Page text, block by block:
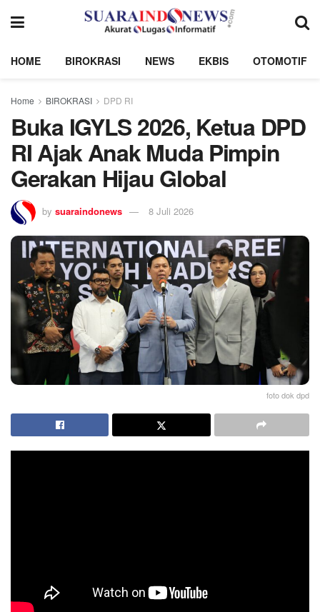
HOME BIROKRASI NEWS EKBIS OTOMOTIF
Home BIROKRASI DPD RI
Buka IGYLS 2026, Ketua DPD
RI Ajak Anak Muda Pimpin
Gerakan Hijau Global
by suaraindonews 8 Juli 2026
foto dok dpd